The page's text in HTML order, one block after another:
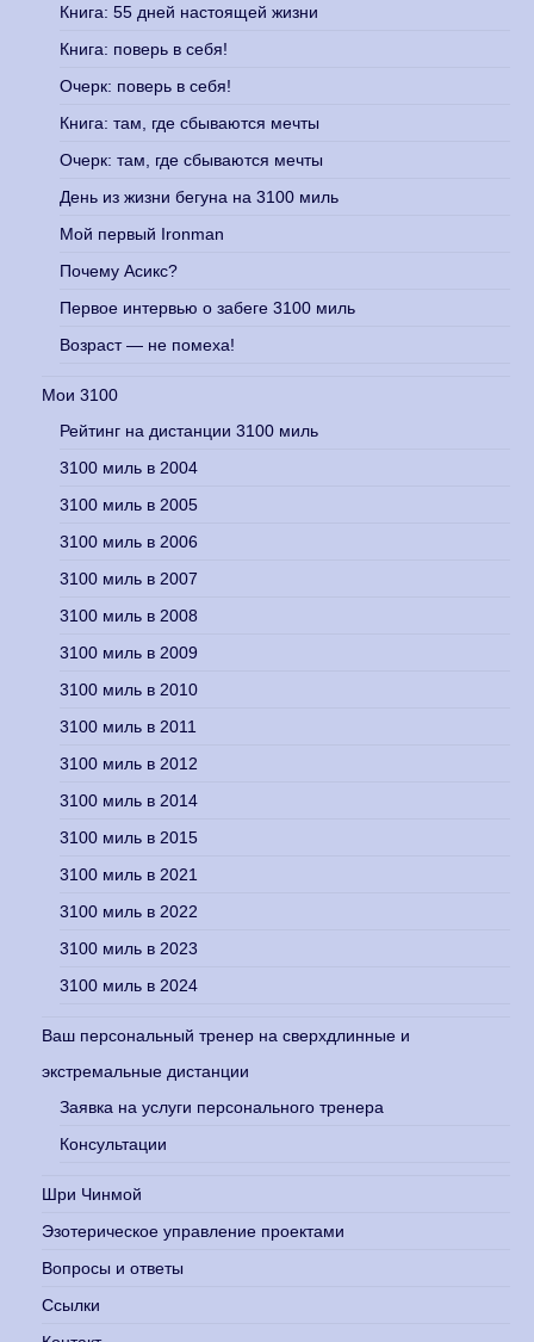
Книга: 55 дней настоящей жизни
Книга: поверь в себя!
Очерк: поверь в себя!
Книга: там, где сбываются мечты
Очерк: там, где сбываются мечты
День из жизни бегуна на 3100 миль
Мой первый Ironman
Почему Асикс?
Первое интервью о забеге 3100 миль
Возраст — не помеха!
Мои 3100
Рейтинг на дистанции 3100 миль
3100 миль в 2004
3100 миль в 2005
3100 миль в 2006
3100 миль в 2007
3100 миль в 2008
3100 миль в 2009
3100 миль в 2010
3100 миль в 2011
3100 миль в 2012
3100 миль в 2014
3100 миль в 2015
3100 миль в 2021
3100 миль в 2022
3100 миль в 2023
3100 миль в 2024
Ваш персональный тренер на сверхдлинные и
экстремальные дистанции
Заявка на услуги персонального тренера
Консультации
Шри Чинмой
Эзотерическое управление проектами
Вопросы и ответы
Ссылки